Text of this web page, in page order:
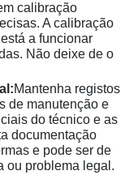
calibração
A calibração
a funcionar
Não deixe de o
Mantenha registos
de manutenção e
do técnico e as
documentação
e pode ser de
ou problema legal.